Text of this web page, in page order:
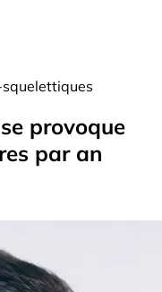
provoque
par an